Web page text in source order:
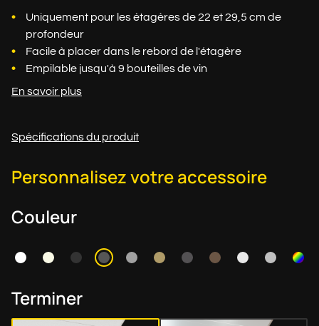
Uniquement pour les étagères de 22 et 29,5 cm de
profondeur
Facile à placer dans le rebord de l'étagère
Empilable jusqu'à 9 bouteilles de vin
En savoir plus
Spécifications du produit
Personnalisez votre accessoire
Couleur
Terminer